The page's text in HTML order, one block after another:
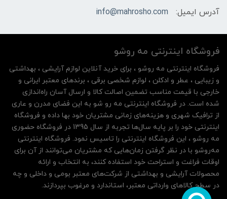
آدرس ایمیل:
info@mahrosho.com
فروشگاه اینترنتی مه‌ رو‌شو
فروشگاه اینترنتی مه‌ رو‌شو ، برای خرید آنلاین لوازم آرایشی ، بهداشتی
و زیبایی ، عطر و ادکلن ، لوازم شخصی برقی ، برندهای معتبر ایرانی و
خارجی با قیمت مناسب تضمین اصالت کالا و ارسال آسان راه‌اندازی
شده است. در فروشگاه اینترنتی مه رو شو به این فضای مدرن و عاری
از ترافیک شهری و هزینه‌های زمانی مشتریان خود بها داده و فروشگاه
اینترنتی خود را بر پایه سال‌ها تجربه از سال 1395 در فروشگاه حضوری
مه روشو ، این فروشگاه اینترنتی را تاسیس نمود. فروشگاه اینترنتی
مه‌رو‌شو با در نظر گرفتن زمان‌هایی که مشتریان می‌توانند از آن‌ برای
اوقات فراغت و استراحت خود استفاده کنند، به انتخاب و ارائه
محصولات آرایشی و بهداشتی از شرکت‌های معتبر بومی و داخلی و چه
در سطح کالاهای وارداتی معتبر، استاندارد و مرغوب بپردازند.